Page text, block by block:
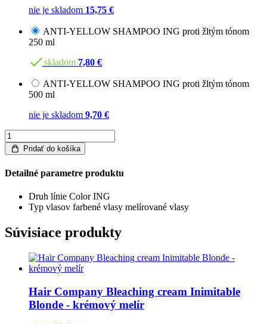
nie je skladom 15,75 €
ANTI-YELLOW SHAMPOO ING proti žltým tónom
250 ml
skladom 7,80 €
ANTI-YELLOW SHAMPOO ING proti žltým tónom
500 ml
nie je skladom 9,70 €
Pridať do košíka
Detailné parametre produktu
Druh línie Color ING
Typ vlasov farbené vlasy melírované vlasy
Súvisiace produkty
Hair Company Bleaching cream Inimitable
Blonde - krémový melír